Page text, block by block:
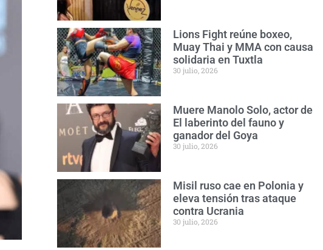
Lions Fight reúne boxeo,
Muay Thai y MMA con causa
solidaria en Tuxtla
30 julio, 2026
Muere Manolo Solo, actor de
El laberinto del fauno y
ganador del Goya
30 julio, 2026
Misil ruso cae en Polonia y
eleva tensión tras ataque
contra Ucrania
30 julio, 2026